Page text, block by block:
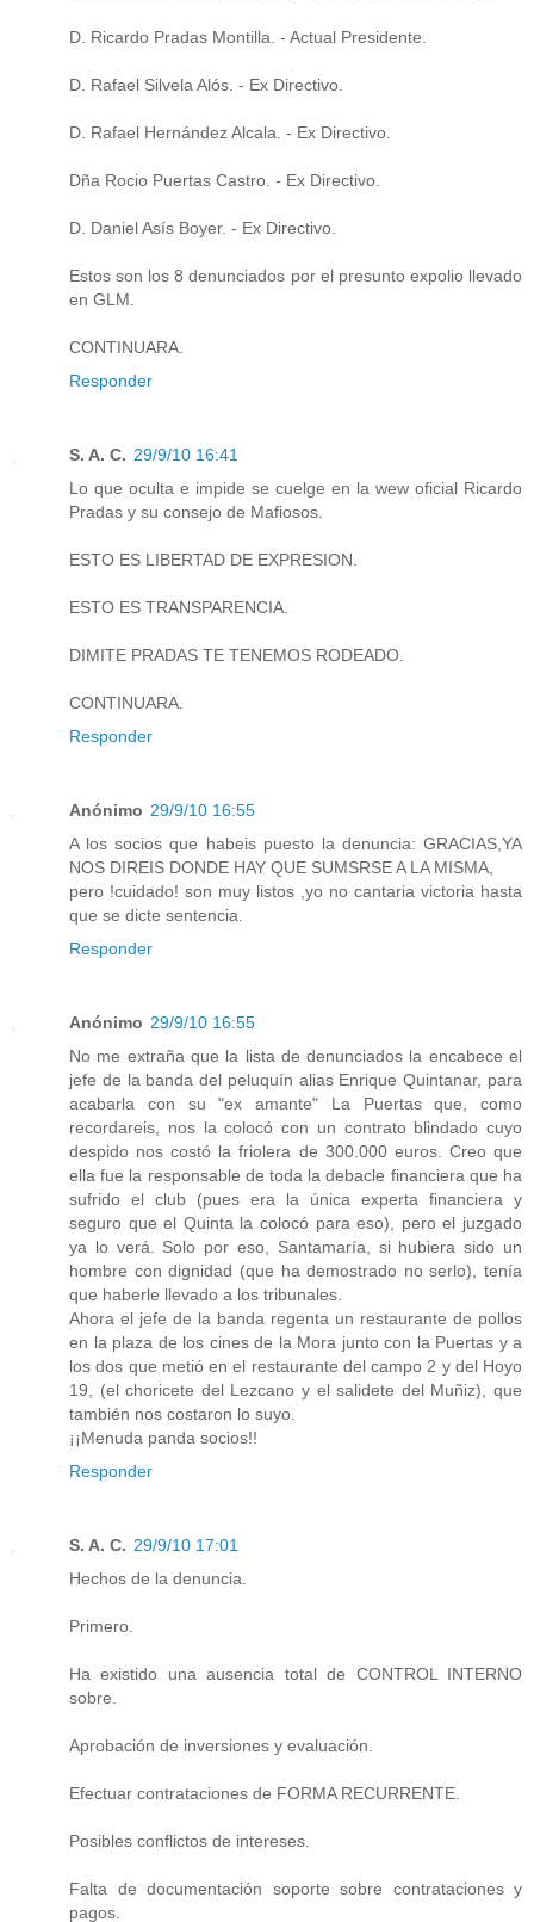
D. Ricardo Pradas Montilla. - Actual Presidente.
D. Rafael Silvela Alós. - Ex Directivo.
D. Rafael Hernández Alcala. - Ex Directivo.
Dña Rocio Puertas Castro. - Ex Directivo.
D. Daniel Asís Boyer. - Ex Directivo.
Estos son los 8 denunciados por el presunto expolio llevado
en GLM.
CONTINUARA.
Responder
S. A. C. 29/9/10 16:41
Lo que oculta e impide se cuelge en la wew oficial Ricardo
Pradas y su consejo de Mafiosos.
ESTO ES LIBERTAD DE EXPRESION.
ESTO ES TRANSPARENCIA.
DIMITE PRADAS TE TENEMOS RODEADO.
CONTINUARA.
Responder
Anónimo 29/9/10 16:55
A los socios que habeis puesto la denuncia: GRACIAS,YA
NOS DIREIS DONDE HAY QUE SUMSRSE A LA MISMA,
pero !cuidado! son muy listos ,yo no cantaria victoria hasta
que se dicte sentencia.
Responder
Anónimo 29/9/10 16:55
No me extraña que la lista de denunciados la encabece el
jefe de la banda del peluquín alias Enrique Quintanar, para
acabarla con su "ex amante" La Puertas que, como
recordareis, nos la colocó con un contrato blindado cuyo
despido nos costó la friolera de 300.000 euros. Creo que
ella fue la responsable de toda la debacle financiera que ha
sufrido el club (pues era la única experta financiera y
seguro que el Quinta la colocó para eso), pero el juzgado
ya lo verá. Solo por eso, Santamaría, si hubiera sido un
hombre con dignidad (que ha demostrado no serlo), tenía
que haberle llevado a los tribunales.
Ahora el jefe de la banda regenta un restaurante de pollos
en la plaza de los cines de la Mora junto con la Puertas y a
los dos que metió en el restaurante del campo 2 y del Hoyo
19, (el choricete del Lezcano y el salidete del Muñiz), que
también nos costaron lo suyo.
¡¡Menuda panda socios!!
Responder
S. A. C. 29/9/10 17:01
Hechos de la denuncia.
Primero.
Ha existido una ausencia total de CONTROL INTERNO
sobre.
Aprobación de inversiones y evaluación.
Efectuar contrataciones de FORMA RECURRENTE.
Posibles conflictos de intereses.
Falta de documentación soporte sobre contrataciones y
pagos.